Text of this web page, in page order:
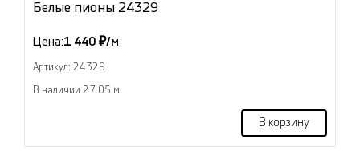
Белые пионы 24329
Цена:1 440 ₽/м
Артикул: 24329
В наличии 27.05 м
В корзину